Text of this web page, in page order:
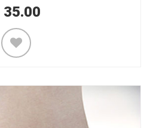
35.00